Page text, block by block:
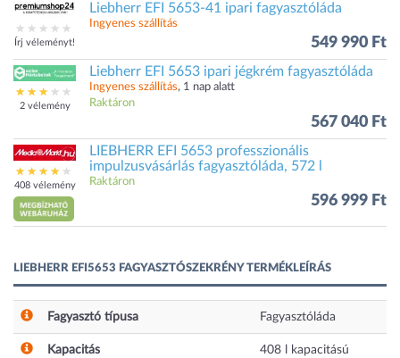
Írj véleményt!
Liebherr EFI 5653-41 ipari fagyasztóláda
Ingyenes szállítás
549 990 Ft
2 vélemény
Liebherr EFI 5653 ipari jégkrém fagyasztóláda
Ingyenes szállítás, 1 nap alatt
Raktáron
567 040 Ft
408 vélemény
LIEBHERR EFI 5653 professzionális
impulzusvásárlás fagyasztóláda, 572 l
Raktáron
596 999 Ft
LIEBHERR EFI5653 FAGYASZTÓSZEKRÉNY TERMÉKLEÍRÁS
Fagyasztó típusa Fagyasztóláda
Kapacitás 408 kapacitású